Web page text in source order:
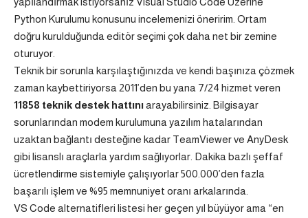
Python Kurulumu konusunu incelemenizi öneririm. Ortam
doğru kurulduğunda editör seçimi çok daha net bir zemine
oturuyor.
Teknik bir sorunla karşılaştığınızda ve kendi başınıza çözmek
zaman kaybettiriyorsa 2011’den bu yana 7/24 hizmet veren
11858 teknik destek hattınıarayabilirsiniz. Bilgisayar
sorunlarından modem kurulumuna yazılım hatalarından
uzaktan bağlantı desteğine kadar TeamViewer ve AnyDesk
gibi lisanslı araçlarla yardım sağlıyorlar. Dakika bazlı şeffaf
ücretlendirme sistemiyle çalışıyorlar 500.000’den fazla
başarılı işlem ve %95 memnuniyet oranı arkalarında.
VS Code alternatifleri listesi her geçen yıl büyüyor ama “en